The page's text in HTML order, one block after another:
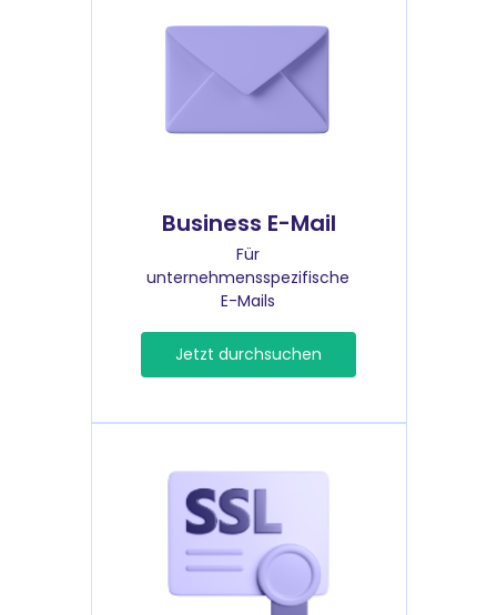
Business E-Mail
Für
unternehmensspezifische
E-Mails
Jetzt durchsuchen